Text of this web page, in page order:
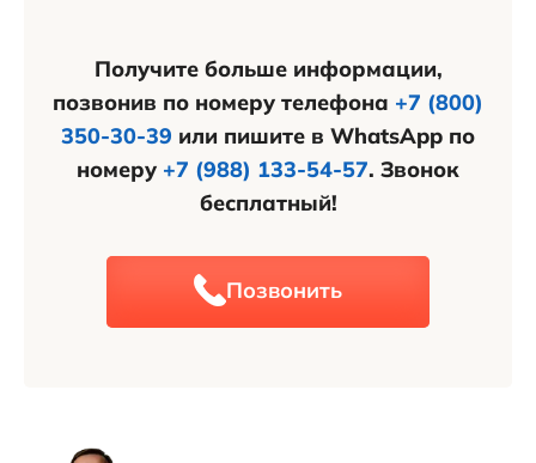
Получите больше информации,
позвонив по номеру телефона +7 (800)
350-30-39 или пишите в WhatsApp по
номеру +7 (988) 133-54-57. Звонок
бесплатный!
Позвонить